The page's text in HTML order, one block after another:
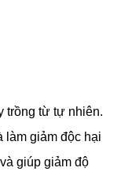
trồng từ tự nhiên.
làm giảm độc hại
giúp giảm độ